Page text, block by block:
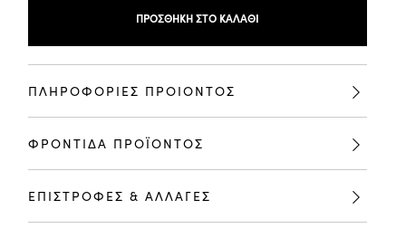
ΠΡΟΣΘΉΚΗ ΣΤΟ ΚΑΛΆΘΙ
ΠΛΗΡΟΦΟΡΙΕΣ ΠΡΟΙΟΝΤΟΣ
ΦΡΟΝΤΙΔΑ ΠΡΟΪΟΝΤΟΣ
ΕΠΙΣΤΡΟΦΕΣ & ΑΛΛΑΓΕΣ